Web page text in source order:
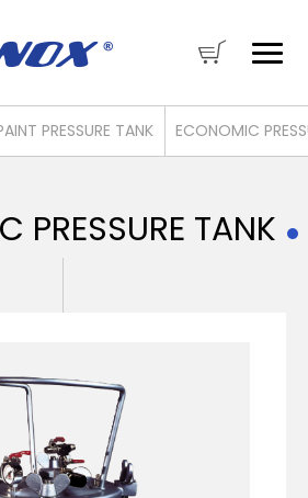
PRESSURE TANK ECONOMIC
PRESSURE TANK